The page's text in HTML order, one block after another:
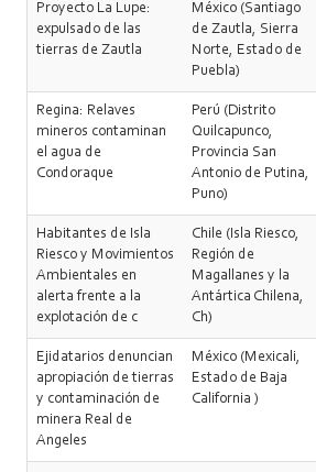
Proyecto La Lupe:
expulsado de las
tierras de Zautla
México (Santiago
de Zautla, Sierra
Norte, Estado de
Puebla)
Regina: Relaves
mineros contaminan
el agua de
Condoraque
Perú (Distrito
Quilcapunco,
Provincia San
Antonio de Putina,
Puno)
Habitantes de Isla
Riesco y Movimientos
Ambientales en
alerta frente a la
explotación de c
Chile (Isla Riesco,
Región de
Magallanes y la
Antártica Chilena,
Ch)
Ejidatarios denuncian
apropiación de tierras
y contaminación de
minera Real de
Angeles
México (Mexicali,
Estado de Baja
California )